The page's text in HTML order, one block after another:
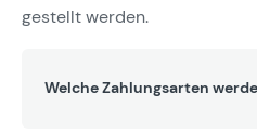
gestellt werden.
Welche Zahlungsarten